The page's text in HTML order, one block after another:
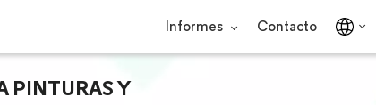
Informes Contacto
PINTURAS Y